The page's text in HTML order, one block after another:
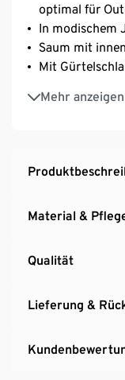
optimal für
In modischem
Saum mit
Mit
Mehr anzeigen
2
2 vordere
Material &
Qualität
Lieferung &